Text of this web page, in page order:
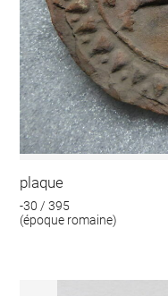
plaque
-30 / 395
(époque romaine)